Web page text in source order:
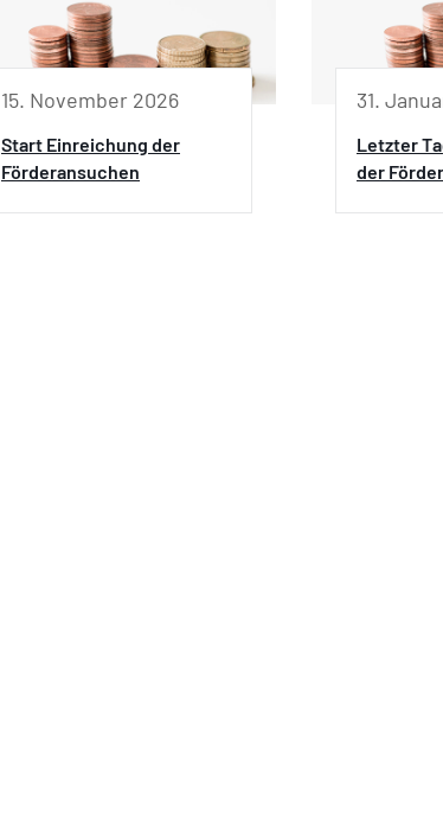
15. November 2026
Start Einreichung der
Förderansuchen
31.
Letzter
der